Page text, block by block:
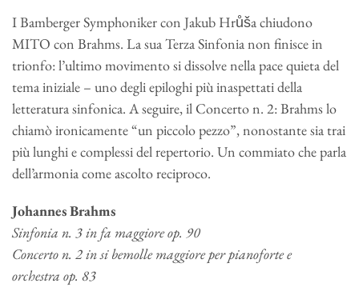
I Bamberger Symphoniker con Jakub Hrůša chiudono
MITO con Brahms. La sua Terza Sinfonia non finisce in
trionfo: l’ultimo movimento si dissolve nella pace quieta del
tema iniziale – uno degli epiloghi più inaspettati della
letteratura sinfonica. A seguire, il Concerto n. 2: Brahms lo
chiamò ironicamente “un piccolo pezzo”, nonostante sia trai
più lunghi e complessi del repertorio. Un commiato che parla
dell’armonia come ascolto reciproco.
Johannes Brahms
Sinfonia n. 3 in fa maggiore op. 90
Concerto n. 2 in si bemolle maggiore per pianoforte e
orchestra op. 83